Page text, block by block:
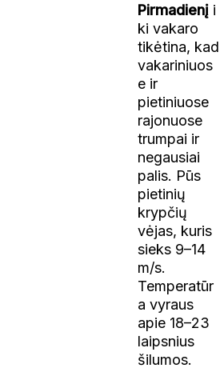
Pirmadienį i
ki vakaro
tikėtina, kad
vakariniuos
e ir
pietiniuose
rajonuose
trumpai ir
negausiai
palis. Pūs
pietinių
krypčių
vėjas, kuris
sieks 9–14
m/s.
Temperatūr
a vyraus
apie 18–23
laipsnius
šilumos.